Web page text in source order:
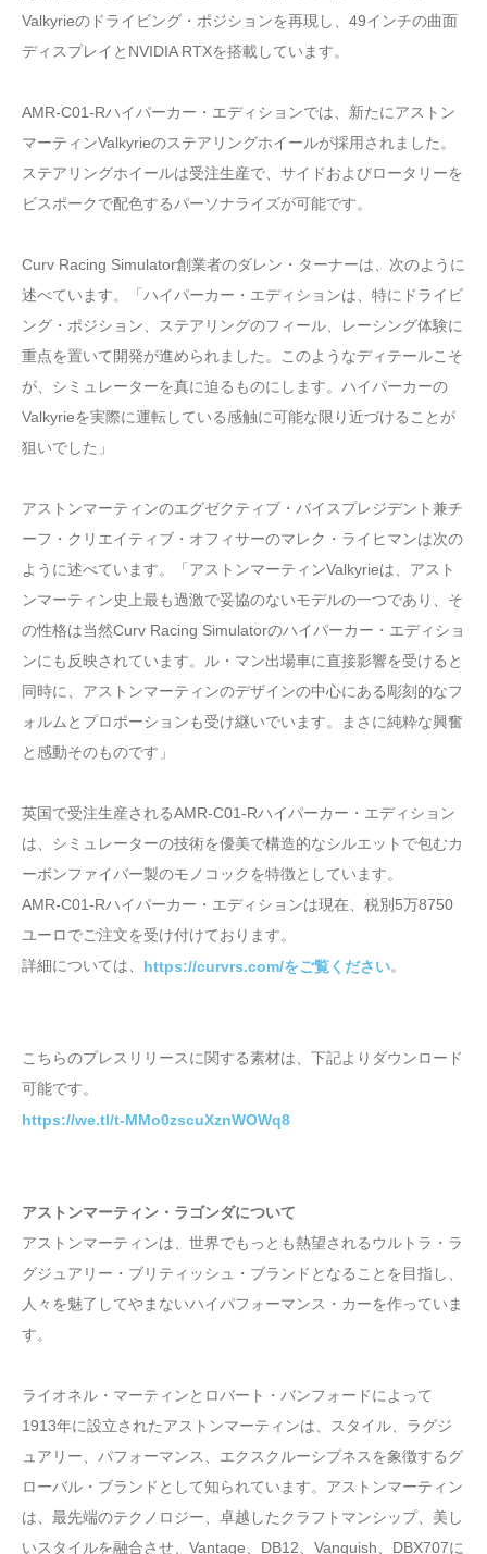
Valkyrieのドライビング・ポジションを再現し、49インチの曲面
ディスプレイとNVIDIA RTXを搭載しています。
AMR-C01-Rハイパーカー・エディションでは、新たにアストン
マーティンValkyrieのステアリングホイールが採用されました。
ステアリングホイールは受注生産で、サイドおよびロータリーを
ビスポークで配色するパーソナライズが可能です。
Curv Racing Simulator創業者のダレン・ターナーは、次のように
述べています。「ハイパーカー・エディションは、特にドライビ
ング・ポジション、ステアリングのフィール、レーシング体験に
重点を置いて開発が進められました。このようなディテールこそ
が、シミュレーターを真に迫るものにします。ハイパーカーの
Valkyrieを実際に運転している感触に可能な限り近づけることが
狙いでした」
アストンマーティンのエグゼクティブ・バイスプレジデント兼チ
ーフ・クリエイティブ・オフィサーのマレク・ライヒマンは次の
ように述べています。「アストンマーティンValkyrieは、アスト
ンマーティン史上最も過激で妥協のないモデルの一つであり、そ
の性格は当然Curv Racing Simulatorのハイパーカー・エディショ
ンにも反映されています。ル・マン出場車に直接影響を受けると
同時に、アストンマーティンのデザインの中心にある彫刻的なフ
ォルムとプロポーションも受け継いでいます。まさに純粋な興奮
と感動そのものです」
英国で受注生産されるAMR-C01-Rハイパーカー・エディション
は、シミュレーターの技術を優美で構造的なシルエットで包むカ
ーボンファイバー製のモノコックを特徴としています。
AMR-C01-Rハイパーカー・エディションは現在、税別5万8750
ユーロでご注文を受け付けております。
詳細については、 https://curvrs.com/をご覧ください。
こちらのプレスリリースに関する素材は、下記よりダウンロード
可能です。
https://we.tl/t-MMo0zscuXznWOWq8
アストンマーティン・ラゴンダについて
アストンマーティンは、世界でもっとも熱望されるウルトラ・ラ
グジュアリー・ブリティッシュ・ブランドとなることを目指し、
人々を魅了してやまないハイパフォーマンス・カーを作っていま
す。
ライオネル・マーティンとロバート・バンフォードによって
1913年に設立されたアストンマーティンは、スタイル、ラグジ
ュアリー、パフォーマンス、エクスクルーシブネスを象徴するグ
ローバル・ブランドとして知られています。アストンマーティン
は、最先端のテクノロジー、卓越したクラフトマンシップ、美し
いスタイルを融合させ、Vantage、DB12、Vanquish、DBX707に